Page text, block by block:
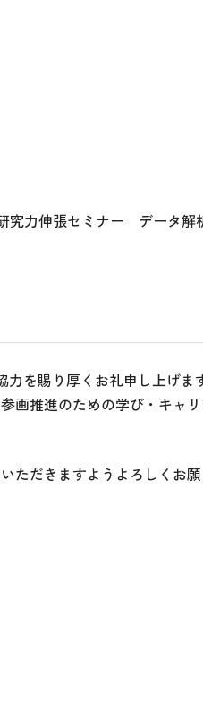
究力伸張セミナー データ
を賜り厚くお礼申し上げま
画推進のための学び・キャ
ただきますようよろしくお願